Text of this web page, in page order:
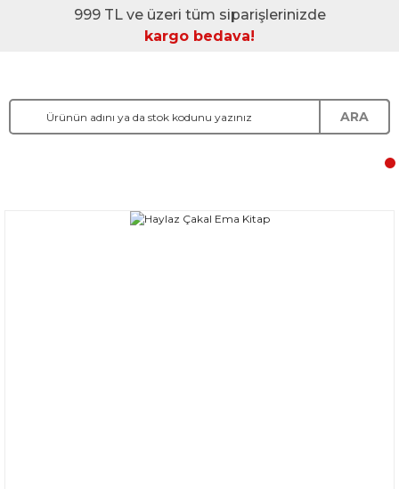
999 TL ve üzeri tüm siparişlerinizde
kargo bedava!
ARA